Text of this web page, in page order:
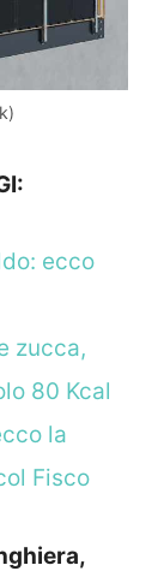
ecco
zucca,
80 Kcal
la
Fisco